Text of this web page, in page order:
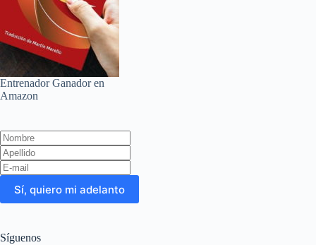
Entrenador Ganador en
Amazon
Leave
this
field
blank
Sí, quiero mi adelanto
Síguenos